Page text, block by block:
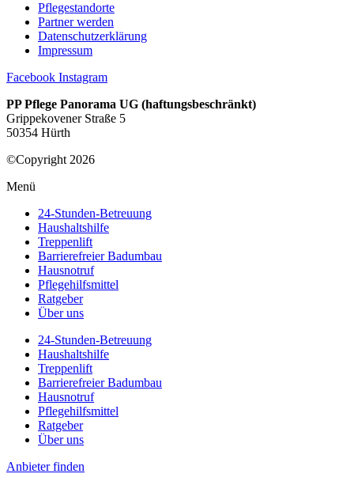
Pflegestandorte
Partner werden
Datenschutzerklärung
Impressum
Facebook Instagram
PP Pflege Panorama UG (haftungsbeschränkt)
Grippekovener Straße 5
50354 Hürth
©Copyright 2026
Menü
24-Stunden-Betreuung
Haushaltshilfe
Treppenlift
Barrierefreier Badumbau
Hausnotruf
Pflegehilfsmittel
Ratgeber
Über uns
24-Stunden-Betreuung
Haushaltshilfe
Treppenlift
Barrierefreier Badumbau
Hausnotruf
Pflegehilfsmittel
Ratgeber
Über uns
Anbieter finden